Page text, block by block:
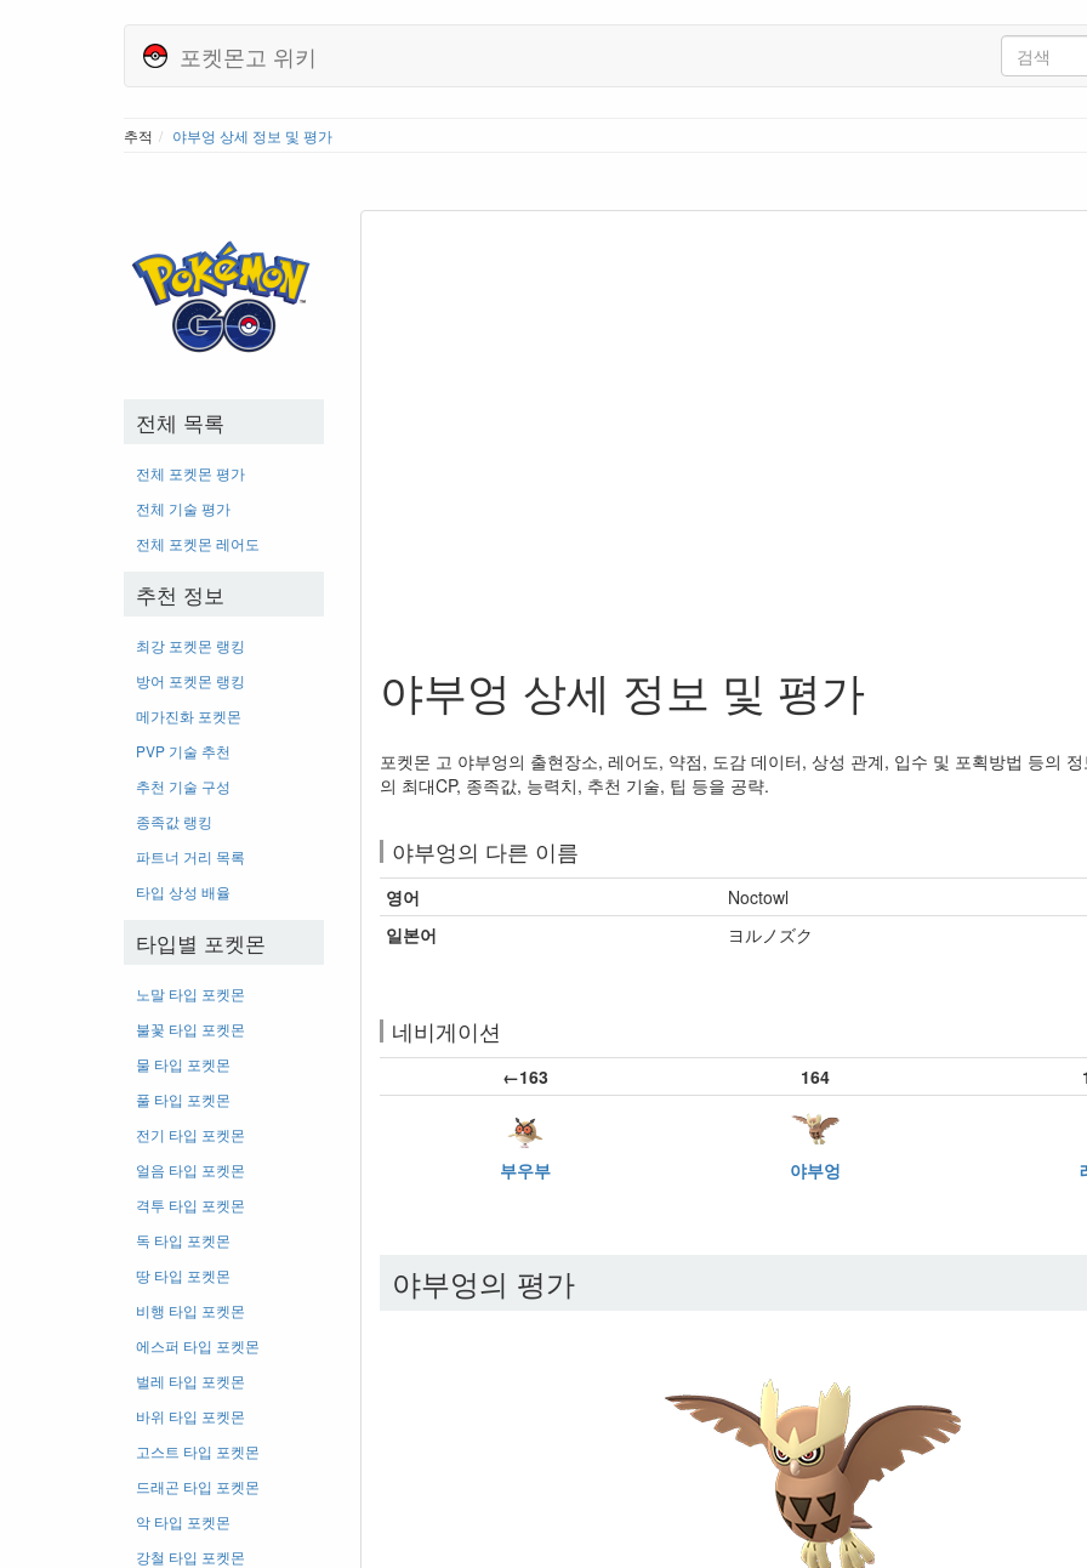
포켓몬고 위키
추적 야부엉 상세 정보 및 평가
전체 목록
전체 포켓몬 평가
전체 기술 평가
전체 포켓몬 레어도
추천 정보
최강 포켓몬 랭킹
방어 포켓몬 랭킹
메가진화 포켓몬
PVP 기술 추천
추천 기술 구성
종족값 랭킹
파트너 거리 목록
타입 상성 배율
타입별 포켓몬
노말 타입 포켓몬
불꽃 타입 포켓몬
물 타입 포켓몬
풀 타입 포켓몬
전기 타입 포켓몬
얼음 타입 포켓몬
격투 타입 포켓몬
독 타입 포켓몬
땅 타입 포켓몬
비행 타입 포켓몬
에스퍼 타입 포켓몬
벌레 타입 포켓몬
바위 타입 포켓몬
고스트 타입 포켓몬
드래곤 타입 포켓몬
악 타입 포켓몬
강철 타입 포켓몬
야부엉 상세 정보 및 평가
포켓몬 고 야부엉의 출현장소, 레어도, 약점, 도감 데이터, 상성 관계, 입수 및 포획방법 등의
의 최대CP, 종족값, 능력치, 추천 기술, 팁 등을 공략.
야부엉의 다른 이름
영어
Noctowl
일본어
ヨルノズク
네비게이션
←163 164
부우부 야부엉
야부엉의 평가